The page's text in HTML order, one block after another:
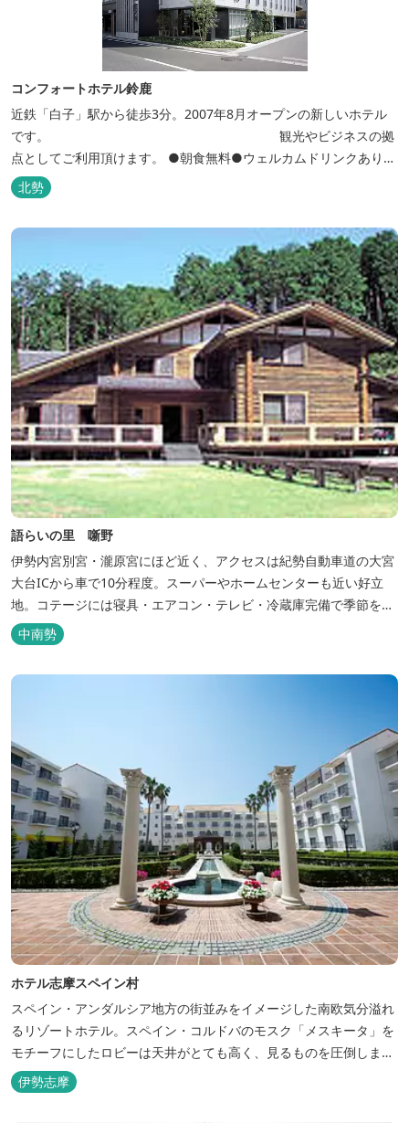
コンフォートホテル鈴鹿
近鉄「白子」駅から徒歩3分。2007年8月オープンの新しいホテル
です。 観光やビジネスの拠
点としてご利用頂けます。 ●朝食無料●ウェルカムドリンクあり●
全館無線ＬＡＮ対応● ●バリアフリー対応のユニバーサルルームあ
り●
北勢
語らいの里 噺野
伊勢内宮別宮・瀧原宮にほど近く、アクセスは紀勢自動車道の大宮
大台ICから車で10分程度。スーパーやホームセンターも近い好立
地。コテージには寝具・エアコン・テレビ・冷蔵庫完備で季節を問
わず楽しめます。 食器・調理器具の揃った自炊棟や24時間利用可
能なシャワールームなど充実の設備で快適にお過ごしいただけま
す。施設内には噺野温泉もありコテージ宿泊の方は貸し切りでご利
中南勢
ホテル志摩スペイン村
スペイン・アンダルシア地方の街並みをイメージした南欧気分溢れ
るリゾートホテル。スペイン・コルドバのモスク「メスキータ」を
モチーフにしたロビーは天井がとても高く、見るものを圧倒しま
す。客室棟にある中庭もコルドバ、セビリア、グラナダの街を再現
しており、ホテル内を散策するだけでも異国感を満喫できます。 ス
伊勢志摩